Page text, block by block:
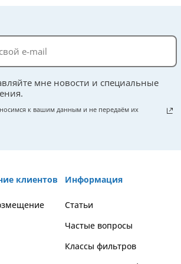
мне новости и специальные
к вашим данным и не передаём их
клиентов Информация
Статьи
Частые вопросы
Классы фильтров